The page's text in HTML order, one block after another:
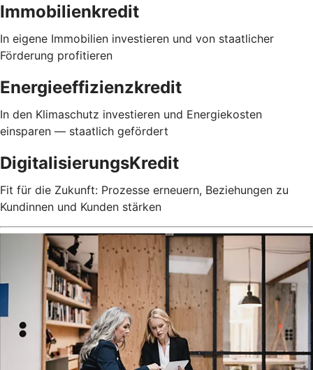
Immobilienkredit
In eigene Immobilien investieren und von staatlicher
Förderung profitieren
Energieeffizienzkredit
In den Klimaschutz investieren und Energiekosten
einsparen — staatlich gefördert
DigitalisierungsKredit
Fit für die Zukunft: Prozesse erneuern, Beziehungen zu
Kundinnen und Kunden stärken